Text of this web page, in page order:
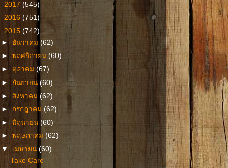
2017 (545)
2016 (751)
2015 (742)
► ธันวาคม(62)
►พฤศจิกายน(60)
► ตุลาคม(67)
► กันยายน(60)
►สิงหาคม(62)
► กรกฎาคม (62)
►มิถุนายน(60)
►พฤษภาคม(62)
▼ เมษายน(60)
Take Care